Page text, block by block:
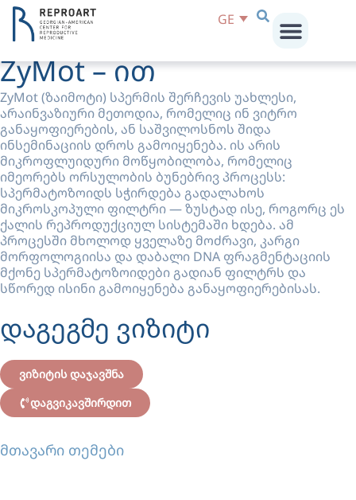
GE
სპერმის დამუშავება
ZyMot – ით
ZyMot (ზაიმოტი) სპერმის შერჩევის უახლესი,
არაინვაზიური მეთოდია, რომელიც ინ ვიტრო
განაყოფიერების, ან საშვილოსნოს შიდა
ინსემინაციის დროს გამოიყენება. ის არის
მიკროფლუიდური მოწყობილობა, რომელიც
იმეორებს ორსულობის ბუნებრივ პროცესს:
სპერმატოზოიდს სჭირდება გადალახოს
მიკროსკოპული ფილტრი — ზუსტად ისე, როგორც ეს
ქალის რეპროდუქციულ სისტემაში ხდება. ამ
პროცესში მხოლოდ ყველაზე მოძრავი, კარგი
მორფოლოგიისა და დაბალი DNA ფრაგმენტაციის
მქონე სპერმატოზოიდები გადიან ფილტრს და
სწორედ ისინი გამოიყენება განაყოფიერებისას.
დაგეგმე ვიზიტი
ვიზიტის დაჯავშნა
დაგვიკავშირდით
მთავარი თემები